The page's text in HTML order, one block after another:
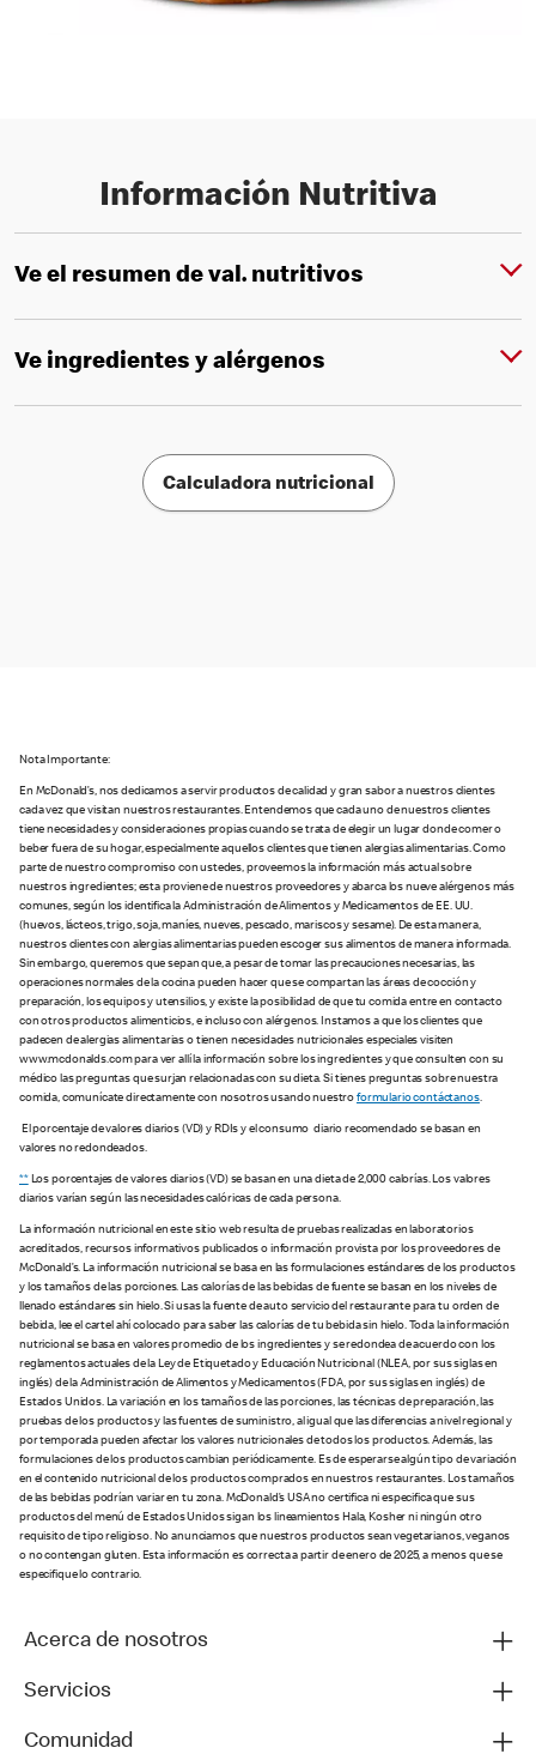
Información Nutritiva
Ve el resumen de val. nutritivos
Ve ingredientes y alérgenos
Calculadora nutricional
Nota Importante:
En McDonald’s, nos dedicamos a servir productos de calidad y gran sabor a nuestros clientes
cada vez que visitan nuestros restaurantes. Entendemos que cada uno de nuestros clientes
tiene necesidades y consideraciones propias cuando se trata de elegir un lugar donde comer o
beber fuera de su hogar, especialmente aquellos clientes que tienen alergias alimentarias. Como
parte de nuestro compromiso con ustedes, proveemos la información más actual sobre
nuestros ingredientes; esta proviene de nuestros proveedores y abarca los nueve alérgenos más
comunes, según los identifica la Administración de Alimentos y Medicamentos de EE. UU.
(huevos, lácteos, trigo, soja, maníes, nueves, pescado, mariscos y sesame). De esta manera,
nuestros clientes con alergias alimentarias pueden escoger sus alimentos de manera informada.
Sin embargo, queremos que sepan que, a pesar de tomar las precauciones necesarias, las
operaciones normales de la cocina pueden hacer que se compartan las áreas de cocción y
preparación, los equipos y utensilios, y existe la posibilidad de que tu comida entre en contacto
con otros productos alimenticios, e incluso con alérgenos. Instamos a que los clientes que
padecen de alergias alimentarias o tienen necesidades nutricionales especiales visiten
www.mcdonalds.com para ver allí la información sobre los ingredientes y que consulten con su
médico las preguntas que surjan relacionadas con su dieta. Si tienes preguntas sobre nuestra
comida, comunícate directamente con nosotros usando nuestroformulario contáctanos.
El porcentaje de valores diarios (VD) y RDIs y el consumo diario recomendado se basan en
valores no redondeados.
**Los porcentajes de valores diarios (VD) se basan en una dieta de 2,000 calorías. Los valores
diarios varían según las necesidades calóricas de cada persona.
La información nutricional en este sitio web resulta de pruebas realizadas en laboratorios
acreditados, recursos informativos publicados o información provista por los proveedores de
McDonald’s. La información nutricional se basa en las formulaciones estándares de los productos
y los tamaños de las porciones. Las calorías de las bebidas de fuente se basan en los niveles de
llenado estándares sin hielo. Si usas la fuente de auto servicio del restaurante para tu orden de
bebida, lee el cartel ahí colocado para saber las calorías de tu bebida sin hielo. Toda la información
nutricional se basa en valores promedio de los ingredientes y se redondea de acuerdo con los
reglamentos actuales de la Ley de Etiquetado y Educación Nutricional (NLEA, por sus siglas en
inglés) de la Administración de Alimentos y Medicamentos (FDA, por sus siglas en inglés) de
Estados Unidos. La variación en los tamaños de las porciones, las técnicas de preparación, las
pruebas de los productos y las fuentes de suministro, al igual que las diferencias a nivel regional y
por temporada pueden afectar los valores nutricionales de todos los productos. Además, las
formulaciones de los productos cambian periódicamente. Es de esperarse algún tipo de variación
en el contenido nutricional de los productos comprados en nuestros restaurantes. Los tamaños
de las bebidas podrían variar en tu zona. McDonald’s USA no certifica ni especifica que sus
productos del menú de Estados Unidos sigan los lineamientos Hala, Kosher ni ningún otro
requisito de tipo religioso. No anunciamos que nuestros productos sean vegetarianos, veganos
o no contengan gluten. Esta información es correcta a partir de enero de 2025, a menos que se
especifique lo contrario.
Acerca de nosotros
Servicios
Comunidad